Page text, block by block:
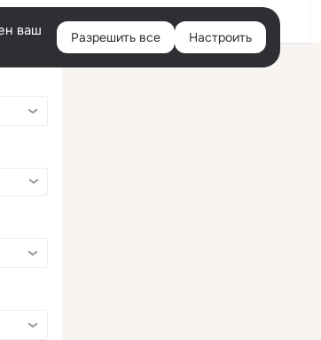
Войти
ваш
Разрешить все Настроить